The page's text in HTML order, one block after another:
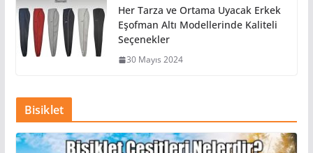
Her Tarza ve Ortama Uyacak Erkek
Eşofman Altı Modellerinde Kaliteli
Seçenekler
30 Mayıs 2024
Bisiklet